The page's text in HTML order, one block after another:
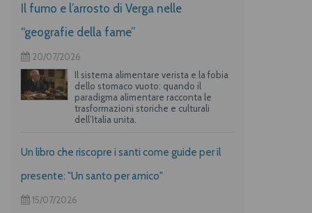
Il fumo e l’arrosto di Verga nelle
“geografie della fame”
20/07/2026
Il sistema alimentare verista e la fobia
dello stomaco vuoto: quando il
paradigma alimentare racconta le
trasformazioni storiche e culturali
dell’Italia unita.
Un libro che riscopre i santi come guide per il
presente: "Un santo per amico"
15/07/2026